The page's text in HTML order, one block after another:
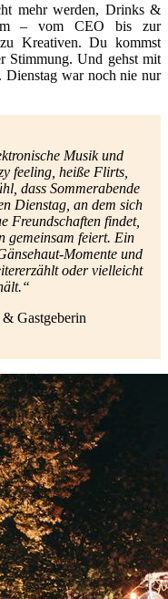
mehr werden, Drinks &
– vom CEO bis zur
Kreativen. Du kommst
Stimmung. Und gehst mit
Dienstag war noch nie nur
Musik und
feeling, heiße Flirts,
dass Sommerabende
Dienstag, an dem sich
Freundschaften findet,
gemeinsam feiert. Ein
Momente und
oder vielleicht
Gastgeberin